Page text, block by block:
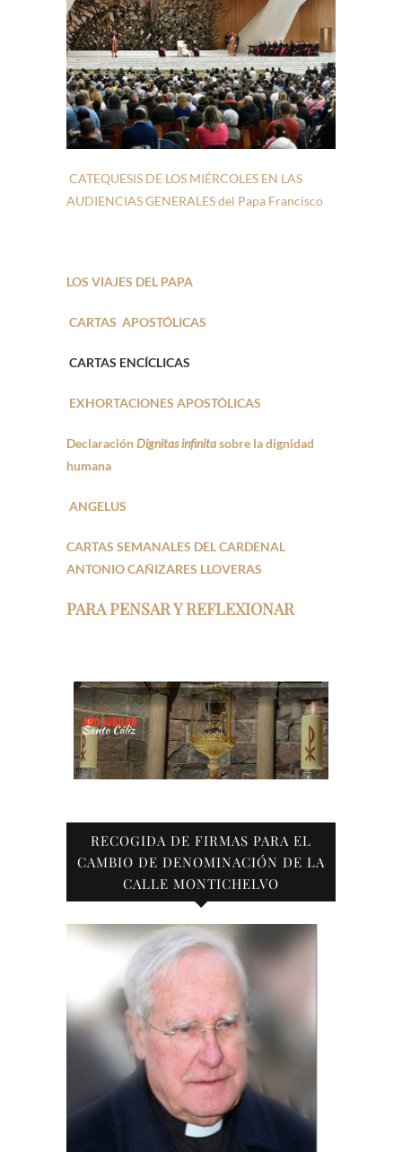
CATEQUESIS DE LOS MIÉRCOLES EN LAS
AUDIENCIAS GENERALES del Papa Francisco
LOS VIAJES DEL PAPA
CARTAS APOSTÓLICAS
CARTAS ENCÍCLICAS
EXHORTACIONES APOSTÓLICAS
DeclaraciónDignitas infinitasobre la dignidad
humana
ANGELUS
CARTAS SEMANALES DEL CARDENAL
ANTONIO CAÑIZARES LLOVERAS
PARA PENSAR Y REFLEXIONAR
RECOGIDA DE FIRMAS PARA EL
CAMBIO DE DENOMINACIÓN DE LA
CALLE MONTICHELVO